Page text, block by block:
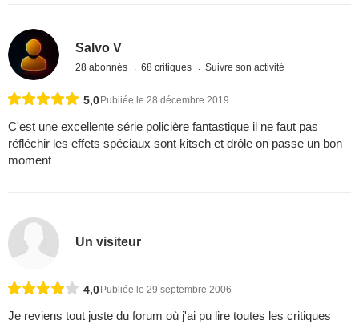
Salvo V
28 abonnés 68 critiques Suivre son activité
5,0 Publiée le 28 décembre 2019
C'est une excellente série policière fantastique il ne faut pas
réfléchir les effets spéciaux sont kitsch et drôle on passe un bon
moment
Un visiteur
4,0Publiée le 29 septembre 2006
Je reviens tout juste du forum où j'ai pu lire toutes les critiques